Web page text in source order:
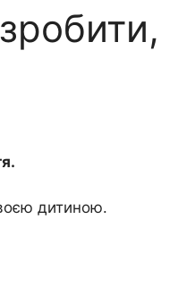
дитиною.